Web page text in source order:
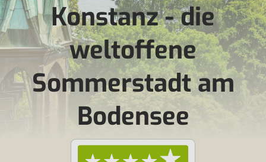
Konstanz - die
weltoffene
Sommerstadt am
Bodensee